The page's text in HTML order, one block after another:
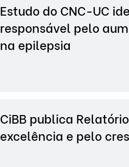
Estudo do CNC-UC
responsável pelo
na epilepsia
CiBB publica
excelência e pelo